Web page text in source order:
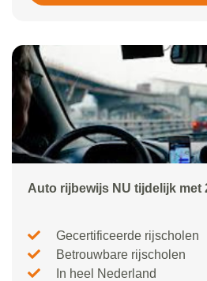
Auto rijbewijs NU tijdelijk met
Gecertificeerde rijscholen
Betrouwbare rijscholen
In heel Nederland